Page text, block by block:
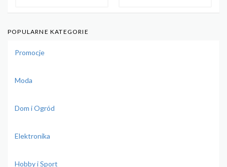
POPULARNE KATEGORIE
Promocje
Moda
Dom i Ogród
Elektronika
Hobby i Sport